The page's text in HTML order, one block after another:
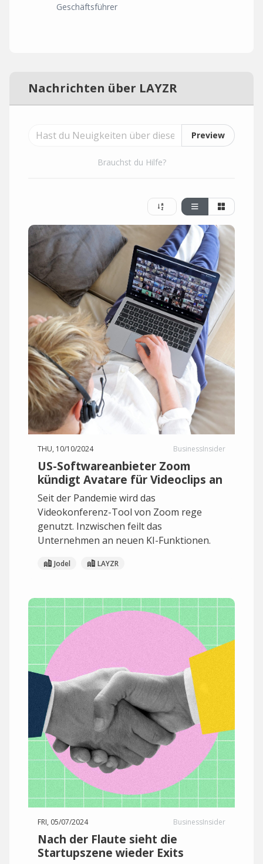
Geschäftsführer
Nachrichten über LAYZR
Preview
Brauchst du Hilfe?
THU, 10/10/2024 BusinessInsider
US-Softwareanbieter Zoom
kündigt Avatare für Videoclips an
Seit der Pandemie wird das
Videokonferenz-Tool von Zoom rege
genutzt. Inzwischen feilt das
Unternehmen an neuen KI-Funktionen.
Jodel LAYZR
FRI, 05/07/2024 BusinessInsider
Nach der Flaute sieht die
Startupszene wieder Exits